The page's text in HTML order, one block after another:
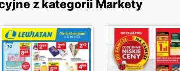
z kategorii Markety